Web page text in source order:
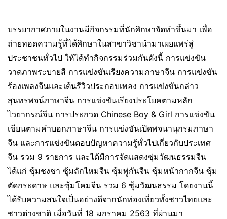
บรรยากาศภายในงานมีกิจกรรมที่นักศึกษาจัดทำขึ้นมา เพื่อ
ถ่ายทอดความรู้ที่ได้ศึกษาในสาขาวิชานำมาเผยแพร่สู่
ประชาชนทั่วไป ให้ได้ทำกิจกรรมร่วมกันดังนี้ การแข่งขัน
วาดภาพระบายสี การแข่งขันเรียงความภาษาจีน การแข่งขัน
ร้องเพลงจีนและเต้นรีวิวประกอบเพลง การแข่งขันกล่าว
สุนทรพจน์ภาษาจีน การแข่งขันเรียงประโยคตามหลัก
ไวยากรณ์จีน การประกวด Chinese Boy & Girl การแข่งขัน
เขียนตามคำบอกภาษาจีน การแข่งขันเปิดพจนานุกรมภาษา
จีน และการแข่งขันตอบปัญหาความรู้ทั่วไปเกี่ยวกับประเทศ
จีน รวม 9 รายการ และได้มีการจัดแสดงซุ่มวัฒนธรรมจีน
ได้แก่ ซุ้มชงชา ซุ้มถักไหมจีน ซุ้มพู่กันจีน ซุ้มหน้ากากจีน ซุ้ม
ตัดกระดาษ และซุ้มโคมจีน รวม 6 ซุ้มวัฒนธรรม โดยงานนี้
ได้รับความสนใจเป็นอย่างดีจากนักท่องเที่ยวทั้งชาวไทยและ
ชาวต่างชาติ เมื่อวันที่ 18 มกราคม 2563 ที่ผ่านมา